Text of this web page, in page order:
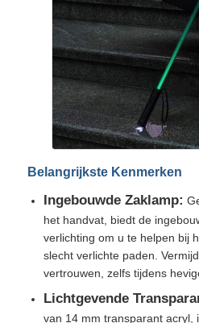
Wandelende paraplu's
Compacte paraplu's
relatiegeschenken paraplu's
Automatische open
Omgekeerde paraplu's
Houten paraplu's
Belangrijkste Kenmerken
Ingebouwde Zaklamp:
het handvat, biedt de
verlichting om u te helpen bij
slecht verlichte paden.
vertrouwen, zelfs tijdens
Lichtgevende
van 14 mm transparant acryl,